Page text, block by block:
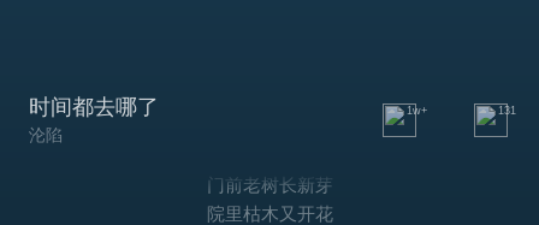
时间都去哪了
沦陷
1w+ 131
门前老树长新芽
院里枯木又开花